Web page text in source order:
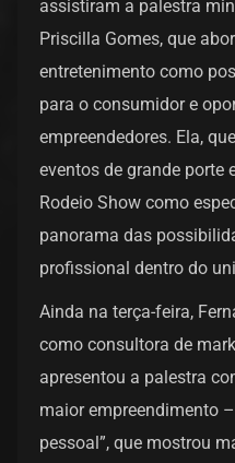
assistiram a palestra
Priscilla Gomes, que
entretenimento como
para o consumidor e
empreendedores. Ela,
eventos de grande porte
Rodeio Show como
panorama das
profissional dentro do
Ainda na terça-feira,
como consultora de
apresentou a palestra
maior empreendimento
pessoal”, que mostrou